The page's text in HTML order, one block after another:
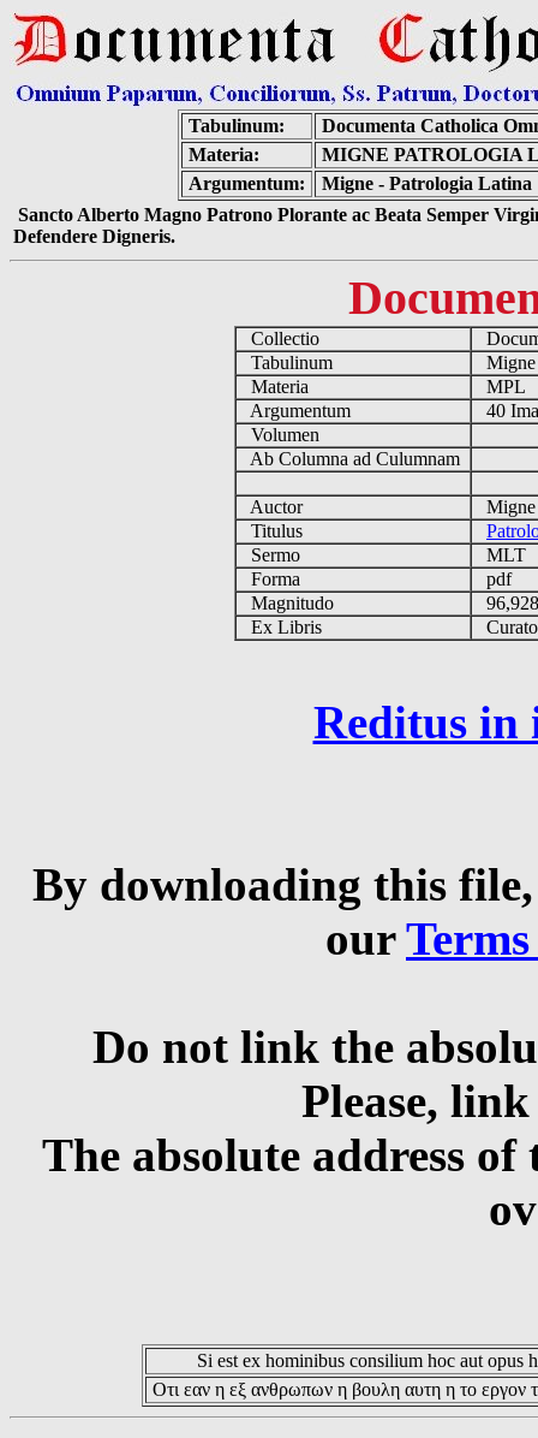
Tabulinum:
Documenta Catholica
Materia:
MIGNE PATROLOGIA
Argumentum:
Migne - Patrologia Latina
Sancto Alberto Magno Patrono Plorante ac Beata Semper
Defendere Digneris.
Collectio
Tabulinum
Materia
MPL
Argumentum
40
Volumen
Ab Columna ad Culumnam
Auctor
Titulus
Sermo
MLT
Forma
pdf
Magnitudo
Ex Libris
Reditus in
By downloading this
our
Do not link the
Please,
The absolute address
Si est ex hominibus consilium hoc aut opus
Οτι εαν η εξ ανθρωπων η βουλη αυτη η το εργον